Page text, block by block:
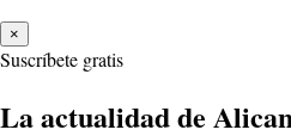
×
Suscríbete gratis
La actualidad de